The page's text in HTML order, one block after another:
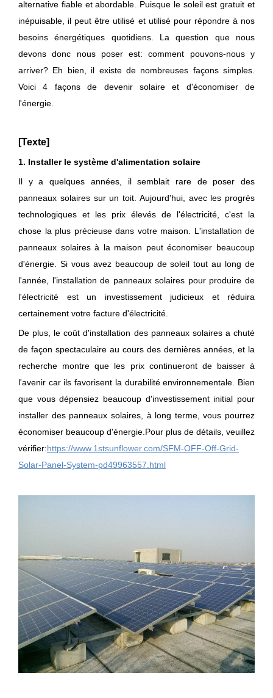
alternative fiable et abordable. Puisque le soleil est gratuit et
inépuisable, il peut être utilisé et utilisé pour répondre à nos
besoins énergétiques quotidiens. La question que nous
devons donc nous poser est: comment pouvons-nous y
arriver? Eh bien, il existe de nombreuses façons simples.
Voici 4 façons de devenir solaire et d'économiser de
l'énergie.
[Texte]
1. Installer le système d'alimentation solaire
Il y a quelques années, il semblait rare de poser des
panneaux solaires sur un toit. Aujourd'hui, avec les progrès
technologiques et les prix élevés de l'électricité, c'est la
chose la plus précieuse dans votre maison. L'installation de
panneaux solaires à la maison peut économiser beaucoup
d'énergie. Si vous avez beaucoup de soleil tout au long de
l'année, l'installation de panneaux solaires pour produire de
l'électricité est un investissement judicieux et réduira
certainement votre facture d'électricité.
De plus, le coût d'installation des panneaux solaires a chuté
de façon spectaculaire au cours des dernières années, et la
recherche montre que les prix continueront de baisser à
l'avenir car ils favorisent la durabilité environnementale. Bien
que vous dépensiez beaucoup d'investissement initial pour
installer des panneaux solaires, à long terme, vous pourrez
économiser beaucoup d'énergie. Pour plus de détails, veuillez
vérifier:https://www.1stsunflower.com/SFM-OFF-Off-Grid-
Solar-Panel-System-pd49963557.html